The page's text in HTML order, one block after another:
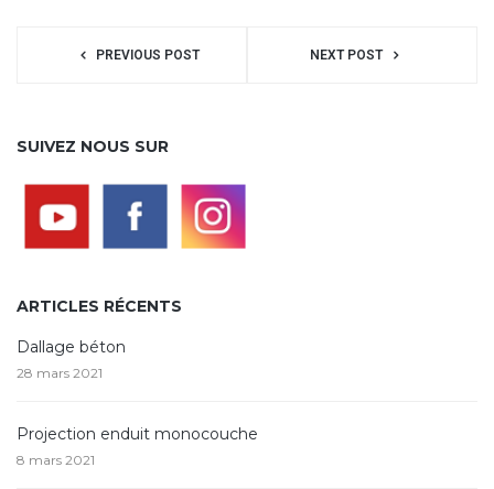
PREVIOUS POST NEXT POST
SUIVEZ NOUS SUR
ARTICLES RÉCENTS
Dallage béton
28 mars 2021
Projection enduit monocouche
8 mars 2021